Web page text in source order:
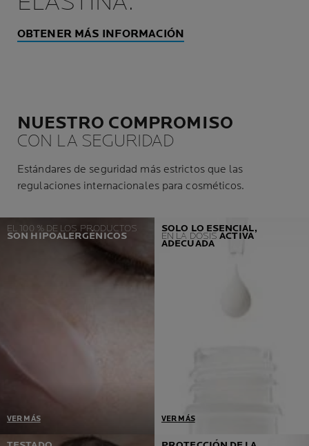
OBTENER MÁS INFORMACIÓN
NUESTRO COMPROMISO
CON LA SEGURIDAD
Estándares de seguridad más estrictos que las
regulaciones internacionales para cosméticos.
EL 100 % DE LOS PRODUCTOS
SON HIPOALERGÉNICOS
VER MÁS
Un prerrequisito = cero
SOLO LO ESENCIAL,
EN LA DOSISACTIVA
ADECUADA
VER MÁS
Desarrollados en